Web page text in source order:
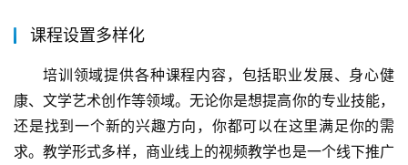
课程设置多样化
培训领域提供各种课程内容，包括职业发展、身心健
康、文学艺术创作等领域。无论你是想提高你的专业技能，
还是找到一个新的兴趣方向，你都可以在这里满足你的需
求。教学形式多样，商业线上的视频教学也是一个线下推广